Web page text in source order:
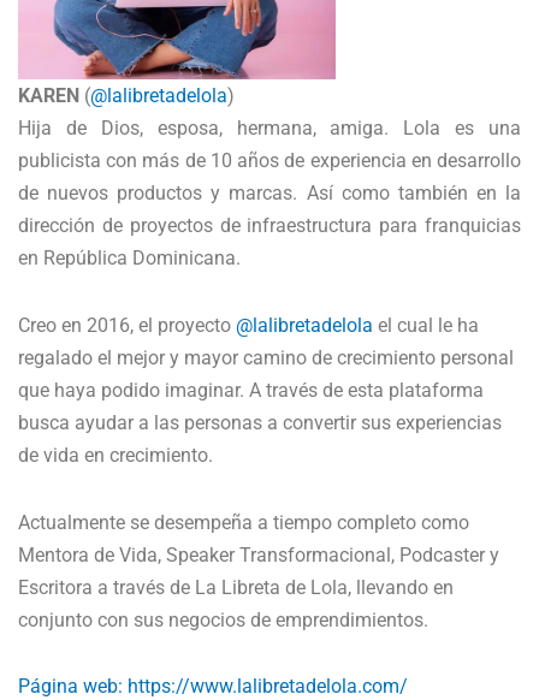
KAREN (@lalibretadelola)
Hija de Dios, esposa, hermana, amiga. Lola es una
publicista con más de 10 años de experiencia en desarrollo
de nuevos productos y marcas. Así como también en la
dirección de proyectos de infraestructura para franquicias
en República Dominicana.
Creo en 2016, el proyecto @lalibretadelola el cual le ha
regalado el mejor y mayor camino de crecimiento personal
que haya podido imaginar. A través de esta plataforma
busca ayudar a las personas a convertir sus experiencias
de vida en crecimiento.
Actualmente se desempeña a tiempo completo como
Mentora de Vida, Speaker Transformacional, Podcaster y
Escritora a través de La Libreta de Lola, llevando en
conjunto con sus negocios de emprendimientos.
Página web: https://www.lalibretadelola.com/